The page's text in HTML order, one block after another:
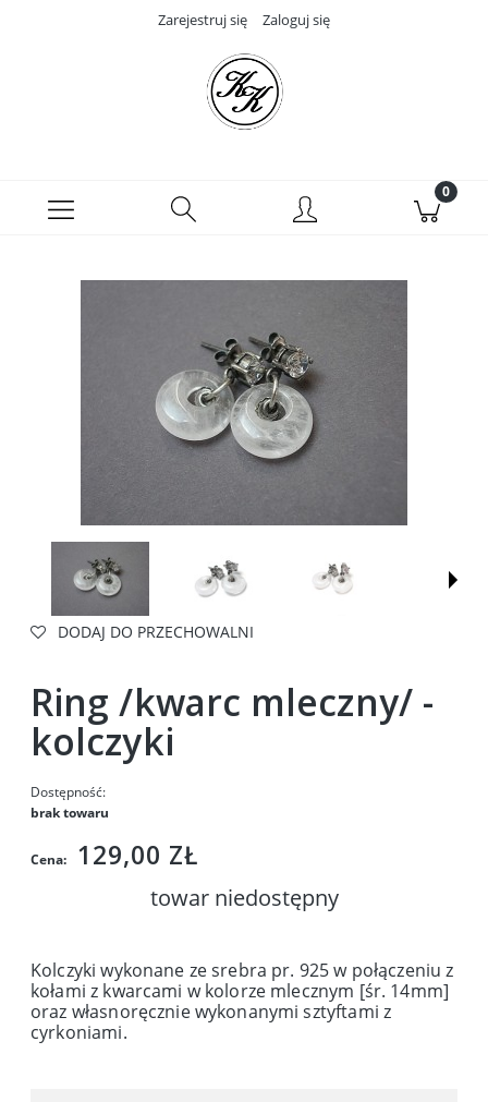
Zarejestruj się Zaloguj się
DODAJ DO PRZECHOWALNI
Ring /kwarc mleczny/ -
kolczyki
Dostępność:
brak towaru
Cena: 129,00 ZŁ
towar niedostępny
Kolczyki wykonane ze srebra pr. 925 w połączeniu z
kołami z kwarcami w kolorze mlecznym [śr. 14mm]
oraz własnoręcznie wykonanymi sztyftami z
cyrkoniami.